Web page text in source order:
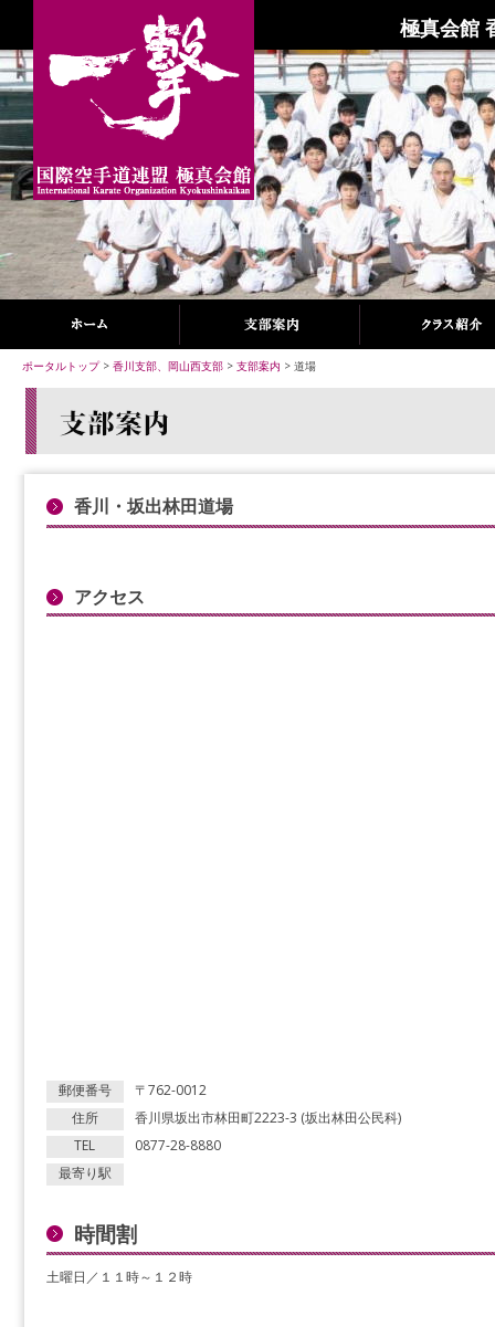
極真会館
ポータルトップ> 香川支部、岡山西支部 > 支部案内 > 道場
香川・坂出林田道場
アクセス
郵便番号
〒762-0012
住所
香川県坂出市林田町2223-3 (坂出林田公民科)
TEL
0877-28-8880
最寄り駅
時間割
土曜日／１１時～１２時